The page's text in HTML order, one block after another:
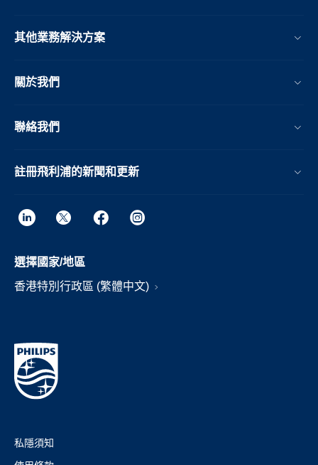
其他業務解決方案​
關於我們
聯絡我們
註冊飛利浦的新聞和更新
選擇國家/地區
香港特別行政區 (繁體中文)
私隱須知